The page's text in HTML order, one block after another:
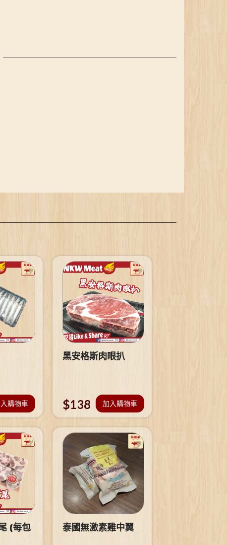
購物車
黑安格斯肉眼扒
$138 加入購物車
(每包
泰國無激素雞中翼